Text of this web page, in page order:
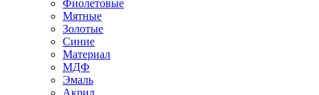
Фиолетовые
Мятные
Золотые
Синие
Материал
МДФ
Эмаль
Акрил